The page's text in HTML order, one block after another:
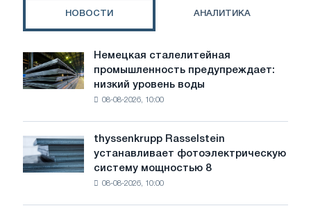
НОВОСТИ АНАЛИТИКА
Немецкая
сталелитейная
промышленность
предупреждает:
воды
угрожает
безопасности
Немецкая сталелитейная
промышленность предупреждает:
низкий уровень воды
08-08-2026, 10:00
thyssenkrupp
Rasselstein
устанавливает
фотоэлектрическую
thyssenkrupp Rasselstein
устанавливает фотоэлектрическую
систему мощностью 8
08-08-2026, 10:00